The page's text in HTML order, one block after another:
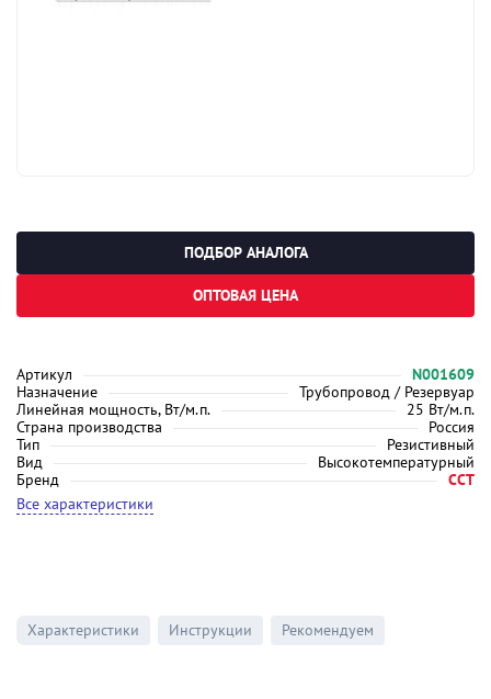
Артикул
N001609
Назначение
Трубопровод / Резервуар
Линейная мощность, Вт/м.п.
25 Вт/м.п.
Страна производства
Россия
Тип
Резистивный
Вид
Высокотемпературный
Бренд
ССТ
Все характеристики
ПОДБОР АНАЛОГА
ОПТОВАЯ ЦЕНА
Характеристики Инструкции Рекомендуем